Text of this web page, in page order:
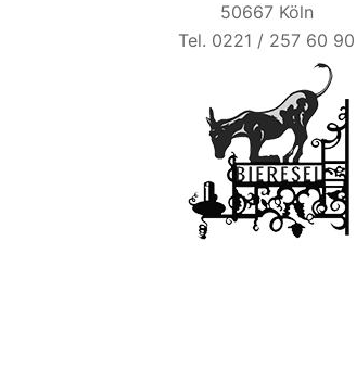
50667 Köln
Tel. 0221 / 257 60 90